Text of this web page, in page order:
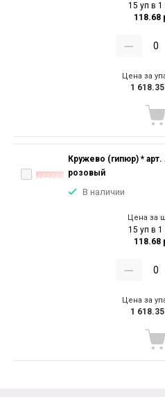
15 уп в 1
118.68
Цена за
1
Кружево (гипюр) *
розовый
В наличии
Цена за
15 уп в 1
118.68
Цена за
1